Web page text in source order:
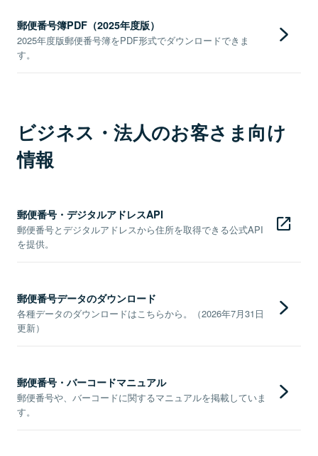
郵便番号簿PDF（2025年度版）
2025年度版郵便番号簿をPDF形式でダウンロードできま
す。
ビジネス・法人のお客さま向け
情報
郵便番号・デジタルアドレスAPI
郵便番号とデジタルアドレスから住所を取得できる公式API
を提供。
郵便番号データのダウンロード
各種データのダウンロードはこちらから。（2026年7月31日
更新）
郵便番号・バーコードマニュアル
郵便番号や、バーコードに関するマニュアルを掲載していま
す。